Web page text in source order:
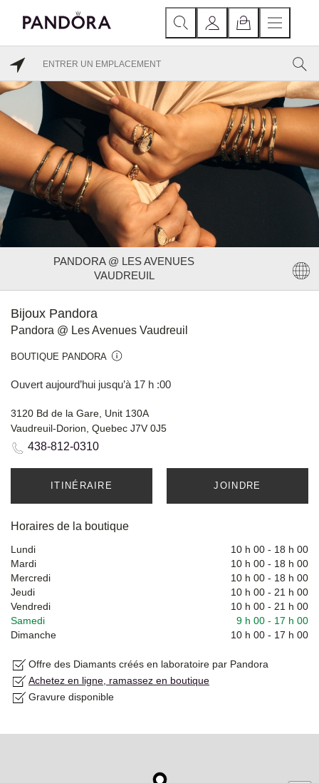
PANDORA @ LES AVENUES
VAUDREUIL
Bijoux Pandora
Pandora @ Les Avenues Vaudreuil
BOUTIQUE PANDORA
Ouvert aujourd’hui jusqu’à 17 h :00
3120 Bd de la Gare, Unit 130A
Vaudreuil-Dorion, Quebec J7V 0J5
438-812-0310
ITINÉRAIRE JOINDRE
Horaires de la boutique
Lundi 10 h 00 - 18 h 00
Mardi
10 h 00 - 18 h 00
Mercredi
10 h 00 - 18 h 00
Jeudi
10 h 00 - 21 h 00
Vendredi
10 h 00 - 21 h 00
Samedi
9 h 00 - 17 h 00
Dimanche
10 h 00 - 17 h 00
Offre des Diamants créés en laboratoire par Pandora
Achetez en ligne, ramassez en boutique
Gravure disponible